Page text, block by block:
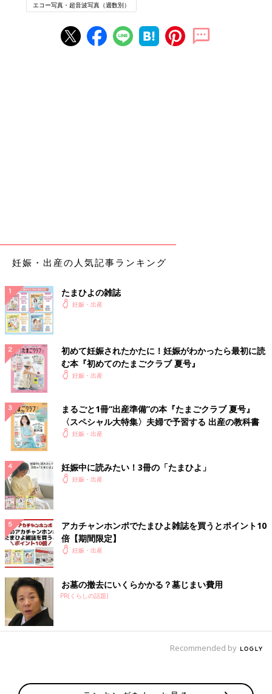
エコー写真・超音波写真（週数別）
妊娠・出産の人気記事ランキング
たまひよの雑誌
妊娠・出産
初めて妊娠されたかたに！妊娠がわかったら最初に読
む本『初めてのたまごクラブ 夏号』
妊娠・出産
まるごと1冊“出産準備”の本『たまごクラブ 夏号』
〈スペシャル大特集〉夫婦で予習する 出産の教科書
妊娠・出産
妊娠中に読みたい！3冊の「たまひよ」
妊娠・出産
アカチャンホンポでたまひよ雑誌を買うとポイント10
倍【期間限定】
妊娠・出産
お墓の撤去にいくらかかる？墓じまい費用
PR(くらしの話題)
Recommended by